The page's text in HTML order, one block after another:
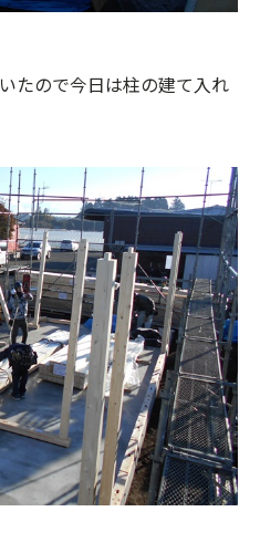
たので今日は柱の建て入れ